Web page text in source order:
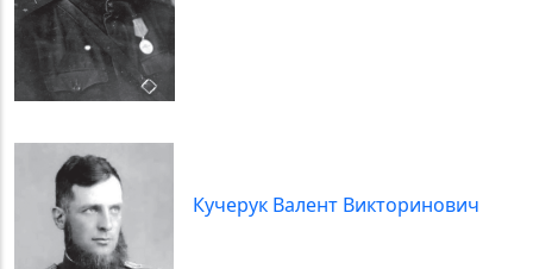
Кучерук Валент Викторинович